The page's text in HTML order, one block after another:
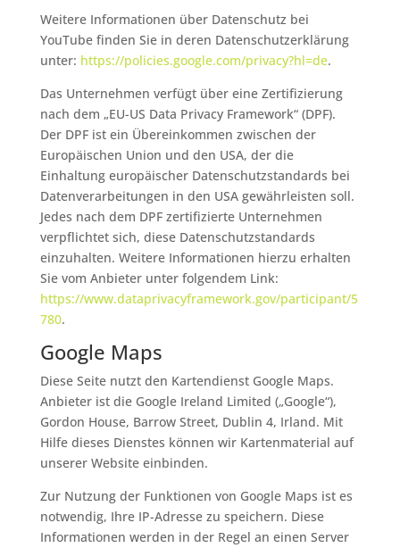
Weitere Informationen über Datenschutz bei
YouTube finden Sie in deren Datenschutzerklärung
unter: https://policies.google.com/privacy?hl=de.
Das Unternehmen verfügt über eine Zertifizierung
nach dem „EU-US Data Privacy Framework“ (DPF).
Der DPF ist ein Übereinkommen zwischen der
Europäischen Union und den USA, der die
Einhaltung europäischer Datenschutzstandards bei
Datenverarbeitungen in den USA gewährleisten soll.
Jedes nach dem DPF zertifizierte Unternehmen
verpflichtet sich, diese Datenschutzstandards
einzuhalten. Weitere Informationen hierzu erhalten
Sie vom Anbieter unter folgendem Link:
https://www.dataprivacyframework.gov/participant/5
780.
Google Maps
Diese Seite nutzt den Kartendienst Google Maps.
Anbieter ist die Google Ireland Limited („Google“),
Gordon House, Barrow Street, Dublin 4, Irland. Mit
Hilfe dieses Dienstes können wir Kartenmaterial auf
unserer Website einbinden.
Zur Nutzung der Funktionen von Google Maps ist es
notwendig, Ihre IP-Adresse zu speichern. Diese
Informationen werden in der Regel an einen Server